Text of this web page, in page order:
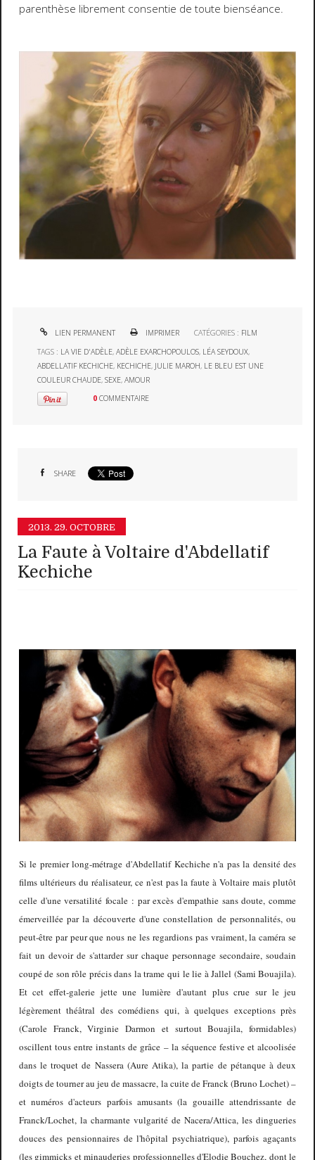
parenthèse librement consentie de toute bienséance.
LIEN PERMANENT IMPRIMER CATÉGORIES : FILM
TAGS : LA VIE D'ADÈLE,ADÈLE EXARCHOPOULOS, LÉA SEYDOUX,
ABDELLATIF KECHICHE, KECHICHE, JULIE MAROH, LE BLEU EST UNE
COULEUR CHAUDE,SEXE,AMOUR
0 COMMENTAIRE
SHARE
2013. 29. OCTOBRE
La Faute à Voltaire d'Abdellatif
Kechiche
Si le premier long-métrage d'Abdellatif Kechiche n'a pas la densité des
films ultérieurs du réalisateur, ce n'est pas la faute à Voltaire mais plutôt
celle d'une versatilité focale : par excès d'empathie sans doute, comme
émerveillée par la découverte d'une constellation de personnalités, ou
peut-être par peur que nous ne les regardions pas vraiment, la caméra se
fait un devoir de s'attarder sur chaque personnage secondaire, soudain
coupé de son rôle précis dans la trame qui le lie à Jallel (Sami Bouajila).
Et cet effet-galerie jette une lumière d'autant plus crue sur le jeu
légèrement théâtral des comédiens qui, à quelques exceptions près
(Carole Franck, Virginie Darmon et surtout Bouajila, formidables)
oscillent tous entre instants de grâce – la séquence festive et alcoolisée
dans le troquet de Nassera (Aure Atika), la partie de pétanque à deux
doigts de tourner au jeu de massacre, la cuite de Franck (Bruno Lochet) –
et numéros d'acteurs parfois amusants (la gouaille attendrissante de
Franck/Lochet, la charmante vulgarité de Nacera/Attica, les dingueries
douces des pensionnaires de l'hôpital psychiatrique), parfois agaçants
(les gimmicks et minauderies professionnelles d'Elodie Bouchez, dont le